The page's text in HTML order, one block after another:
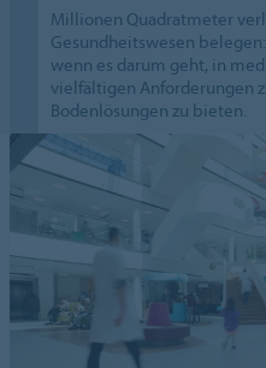
Millionen Quadratmeter
Gesundheitswesen
wenn es darum geht, in
vielfältigen Anforderungen
Bodenlösungen zu bieten.